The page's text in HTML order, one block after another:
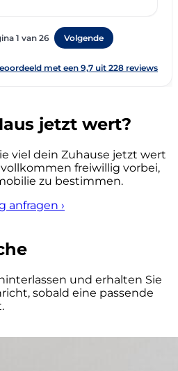
jetzt wert?
viel dein Zuhause jetzt wert
freiwillig vorbei,
zu bestimmen.
anfragen ›
und erhalten Sie
sobald eine passende